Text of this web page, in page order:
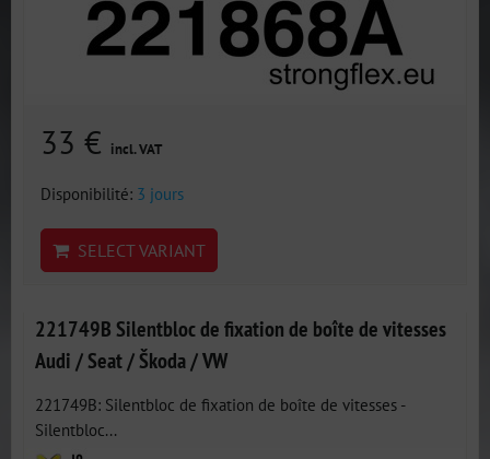
33 € incl. VAT
Disponibilité: 3 jours
SELECT VARIANT
221749B Silentbloc de fixation de boîte de vitesses
Audi / Seat / Škoda / VW
221749B: Silentbloc de fixation de boîte de vitesses -
Silentbloc...